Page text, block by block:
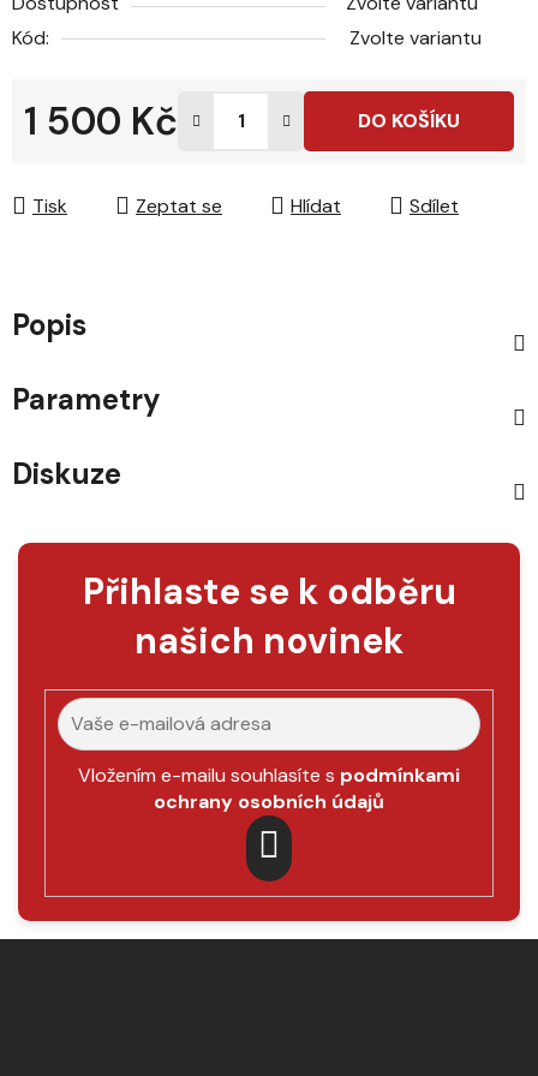
Kód:
Zvolte variantu
1 500 Kč DO KOŠÍKU
Tisk Zeptat se Hlídat Sdílet
Popis
Parametry
Diskuze
Přihlaste se k odběru
našich novinek
Vložením e-mailu souhlasíte s podmínkami
ochrany osobních údajů
PŘIHLÁSIT
SE